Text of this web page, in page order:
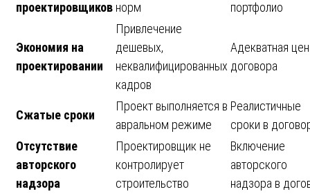
проектировщиков норм портфолио
Экономия на
проектировании
Привлечение
дешевых,
неквалифицированных
кадров
Адекватная
договора
Сжатые сроки
Проект выполняется в
авральном режиме
Реалистичные
сроки в
Отсутствие
авторского
надзора
Проектировщик не
контролирует
строительство
Включение
авторского
надзора в